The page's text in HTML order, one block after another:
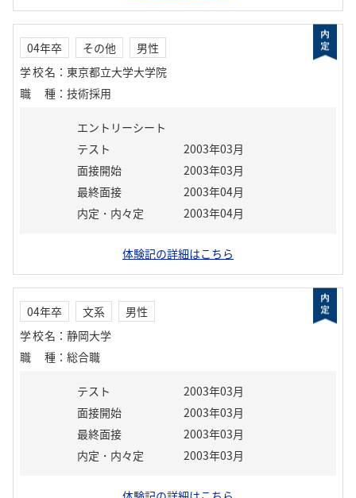
04年卒 その他
男性
学校名 ： 東京都立大学大学院
職種 ： 技術採用
エントリーシート
テスト
2003年03月
面接開始
2003年03月
最終面接
2003年04月
内定・内々定
2003年04月
体験記の詳細はこちら
04年卒 文系
男性
学校名 ： 静岡大学
職種 ： 総合職
テスト
2003年03月
面接開始
2003年03月
最終面接
2003年03月
内定・内々定
2003年03月